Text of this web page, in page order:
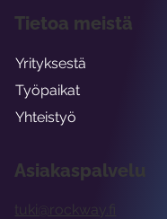
Asiakaspalvelu
tuki@rockway.fi
Tietoa meistä
Yrityksestä
Työpaikat
Yhteistyö